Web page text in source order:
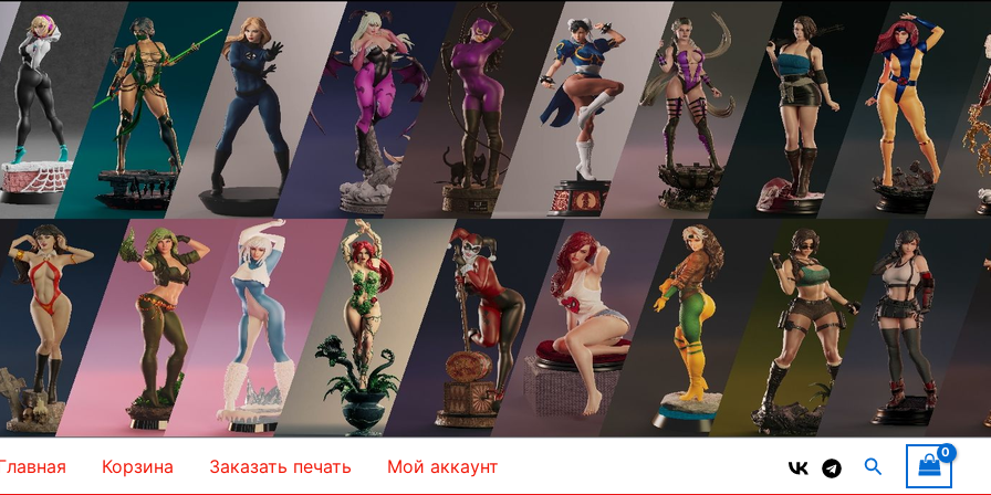
Корзина Заказать печать Мой аккаунт Поиск